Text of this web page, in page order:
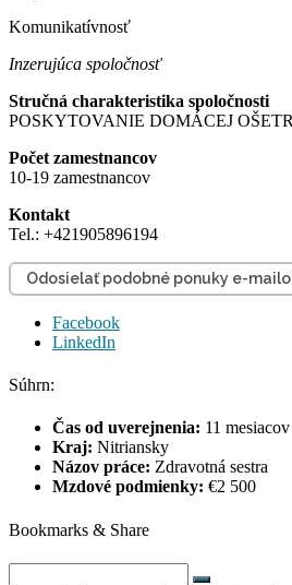
Komunikatívnosť
Inzerujúca spoločnosť
Stručná charakteristika spoločnosti
POSKYTOVANIE DOMÁCEJ
Počet zamestnancov
10-19 zamestnancov
Kontakt
Tel.: +421905896194
Odosielať podobné ponuky e-
Facebook
LinkedIn
Súhrn:
Čas od uverejnenia: 11 mesiacov
Kraj: Nitriansky
Názov práce: Zdravotná sestra
Mzdové podmienky: €2 500
Bookmarks & Share